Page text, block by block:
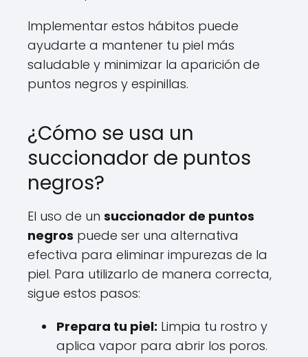
Implementar estos hábitos puede
ayudarte a mantener tu piel más
saludable y minimizar la aparición de
puntos negros y espinillas.
¿Cómo se usa un
succionador de puntos
negros?
El uso de un succionador de puntos
negros puede ser una alternativa
efectiva para eliminar impurezas de la
piel. Para utilizarlo de manera correcta,
sigue estos pasos:
Prepara tu piel: Limpia tu rostro y
aplica vapor para abrir los poros.